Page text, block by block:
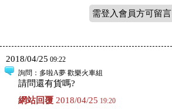
需登入會員方可留言
2018/04/25 09:22
詢問 ：多啦A夢 歡樂火車組
請問還有貨嗎?
網站回覆2018/04/25 19:20